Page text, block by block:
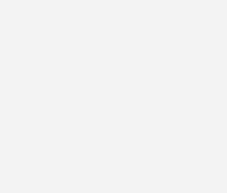
GW. Bei der
GW dank China 1.283 GW
278 GW bei, gefolgt
trug China mit rund 80
im Jahr 2024 mit einem